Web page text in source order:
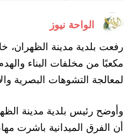
الواحة نيوز
مكعبًا من مخلفات البناء
لمعالجة التشوهات البصرية
وأوضح رئيس بلدية مدينة
أن الفرق الميدانية باشرت